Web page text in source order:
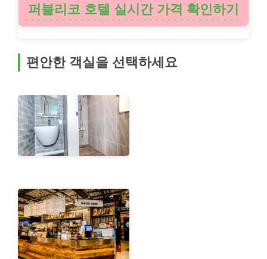
퍼블리코 호텔 실시간 가격 확인하기
편안한 객실을 선택하세요